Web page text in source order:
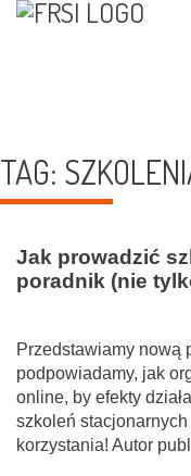
TAG:
Jak prowadzić
poradnik (nie
Przedstawiamy nową
podpowiadamy, jak
online, by efekty
szkoleń
korzystania! Autor